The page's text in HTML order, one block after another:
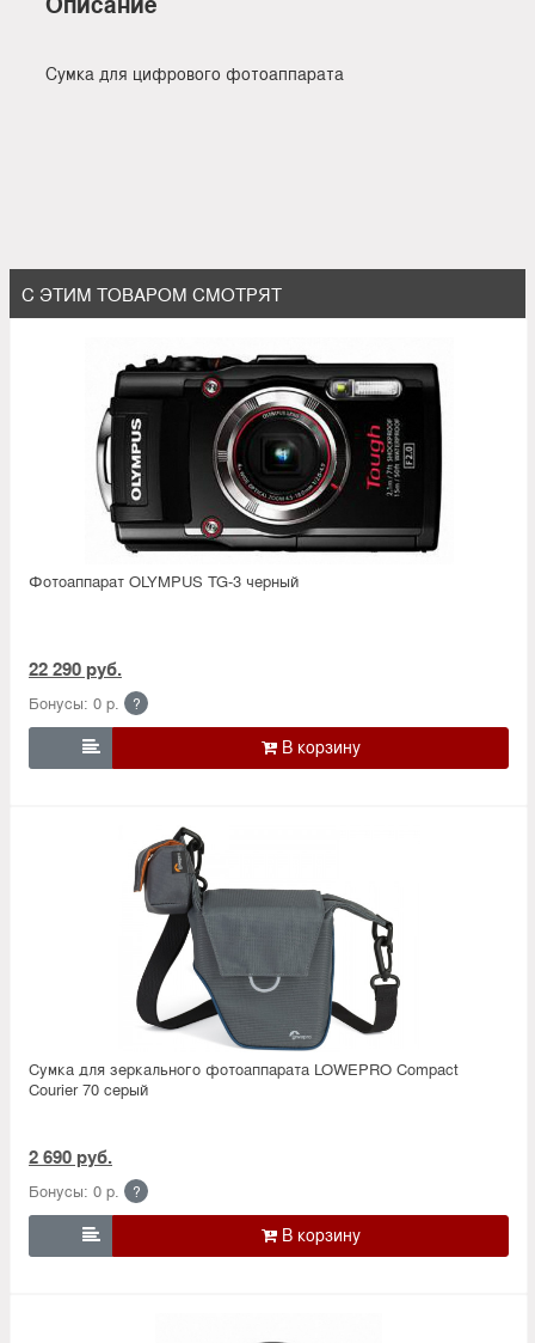
Сумка для цифрового фотоаппарата
С ЭТИМ ТОВАРОМ СМОТРЯТ
Фотоаппарат OLYMPUS TG-3 черный
22 290 руб.
Бонусы: 0 р. ?

Сумка для зеркального фотоаппарата LOWEPRO Compact
Courier 70 серый
2 690 руб.
Бонусы: 0 р. ?
